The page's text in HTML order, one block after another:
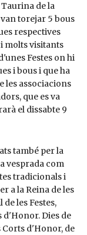
de la
torejar 5 bous
respectives
molts visitants
Festes on hi
i bous i que ha
les associacions
que es va
el dissabte 9
també per la
vesprada com
tradicionals i
a la Reina de les
les Festes,
d'Honor. Dies de
d'Honor, de